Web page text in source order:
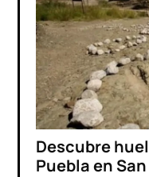
Descubre
Puebla en